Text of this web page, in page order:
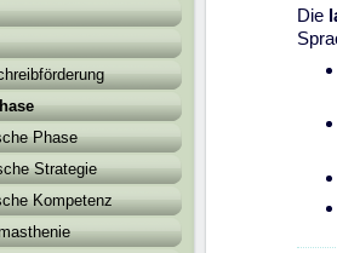
Phase
Strategie
Kompetenz
Die